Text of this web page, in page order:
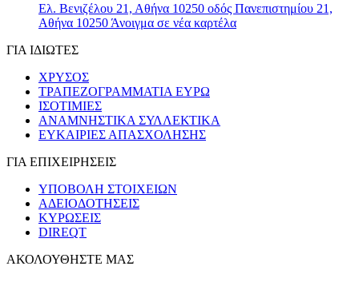
Ελ. Βενιζέλου 21, Αθήνα 10250 οδός Πανεπιστημίου 21,
Αθήνα 10250 Άνοιγμα σε νέα καρτέλα
ΓΙΑ ΙΔΙΩΤΕΣ
ΧΡΥΣΟΣ
ΤΡΑΠΕΖΟΓΡΑΜΜΑΤΙΑ ΕΥΡΩ
ΙΣΟΤΙΜΙΕΣ
ΑΝΑΜΝΗΣΤΙΚΑ ΣΥΛΛΕΚΤΙΚΑ
ΕΥΚΑΙΡΙΕΣ ΑΠΑΣΧΟΛΗΣΗΣ
ΓΙΑ ΕΠΙΧΕΙΡΗΣΕΙΣ
ΥΠΟΒΟΛΗ ΣΤΟΙΧΕΙΩΝ
ΑΔΕΙΟΔΟΤΗΣΕΙΣ
ΚΥΡΩΣΕΙΣ
DIREQT
ΑΚΟΛΟΥΘΗΣΤΕ ΜΑΣ